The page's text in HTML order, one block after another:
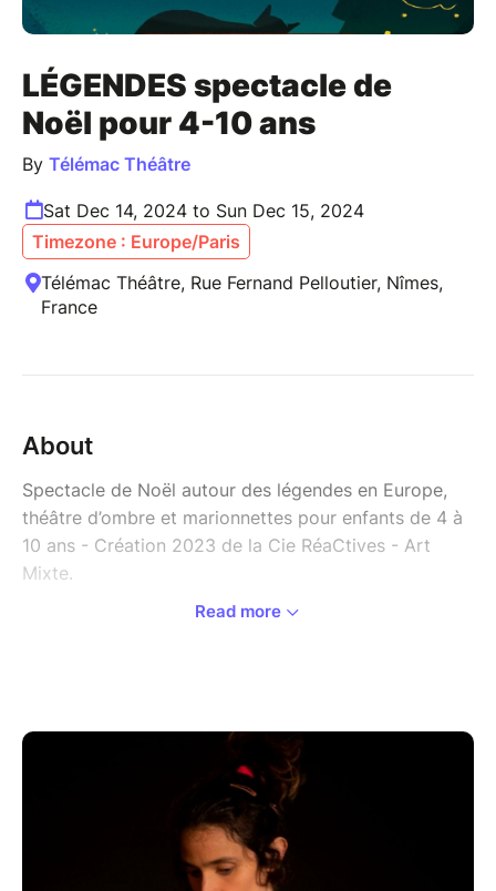
LÉGENDES spectacle de
Noël pour 4-10 ans
By Télémac Théâtre
Sat Dec 14, 2024 to Sun Dec 15, 2024
Timezone : Europe/Paris
Télémac Théâtre, Rue Fernand Pelloutier, Nîmes,
France
About
Spectacle de Noël autour des légendes en Europe,
théâtre d’ombre et marionnettes pour enfants de 4 à
10 ans - Création 2023 de la Cie RéaCtives - Art
Mixte.
partir à la rencontre histoires des Noëls de
différents pays d’Europe et de leurs légendes
Quelques mots sur le spectacle :
C’est le jour J ! Attention, que personne ne touche à
Read more